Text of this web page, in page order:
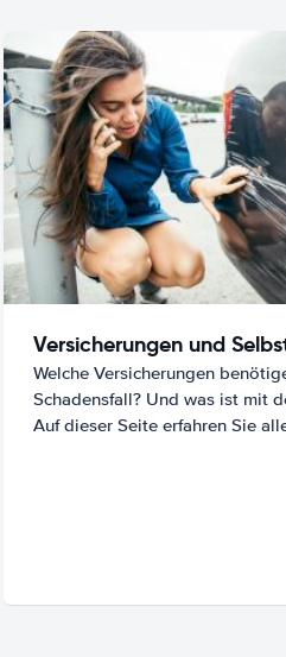
Versicherungen und
Welche Versicherungen
Schadensfall? Und was ist mit
Auf dieser Seite erfahren Sie